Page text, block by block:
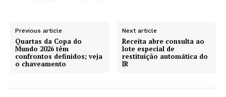
Previous article
Quartas da Copa do
Mundo 2026 têm
confrontos definidos; veja
o chaveamento
Next article
Receita abre consulta ao
lote especial de
restituição automática do
IR